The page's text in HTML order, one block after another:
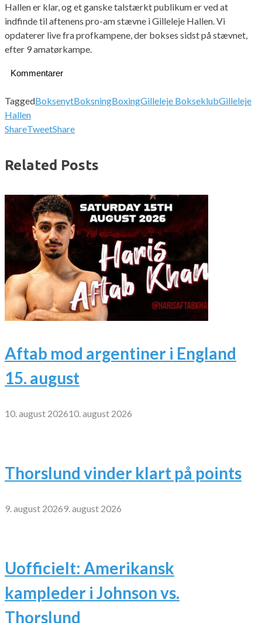
Hallen er klar, og et ganske talstærkt publikum er ved at
indfinde til aftenens pro-am stævne i Gilleleje Hallen. Vi
opdaterer live fra profkampene, der bokses sidst på stævnet,
efter 9 amatørkampe.
Kommentarer
TaggedBoksenytBoksningBoxingGilleleje BokseklubGilleleje
Hallen
ShareTweetShare
Related Posts
Aftab mod argentiner i England
15. august
10. august 202610. august 2026
Thorslund vinder klart på points
9. august 20269. august 2026
Uofficielt: Amerikansk
kampleder i Johnson vs.
Thorslund